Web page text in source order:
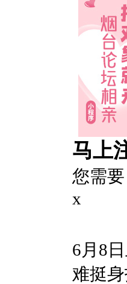
马上
您需要
x
6月8
难挺